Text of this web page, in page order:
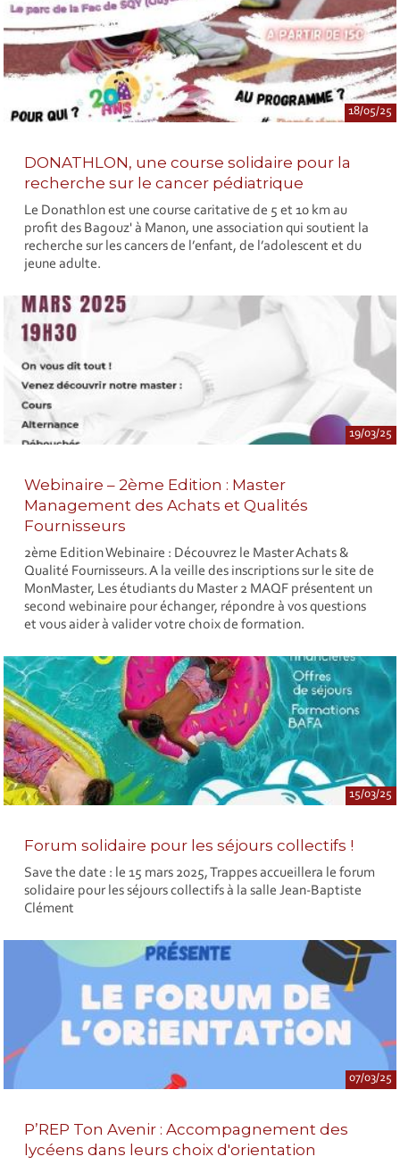
18/05/25
DONATHLON, une course solidaire pour la
recherche sur le cancer pédiatrique
Le Donathlon est une course caritative de 5 et 10 km au
profit des Bagouz' à Manon, une association qui soutient la
recherche sur les cancers de l’enfant, de l’adolescent et du
jeune adulte.
19/03/25
Webinaire – 2ème Edition : Master
Management des Achats et Qualités
Fournisseurs
2ème Edition Webinaire : Découvrez le Master Achats &
Qualité Fournisseurs. A la veille des inscriptions sur le site de
MonMaster, Les étudiants du Master 2 MAQF présentent un
second webinaire pour échanger, répondre à vos questions
et vous aider à valider votre choix de formation.
15/03/25
Forum solidaire pour les séjours collectifs !
Save the date : le 15 mars 2025, Trappes accueillera le forum
solidaire pour les séjours collectifs à la salle Jean-Baptiste
Clément
07/03/25
P’REP Ton Avenir : Accompagnement des
lycéens dans leurs choix d'orientation